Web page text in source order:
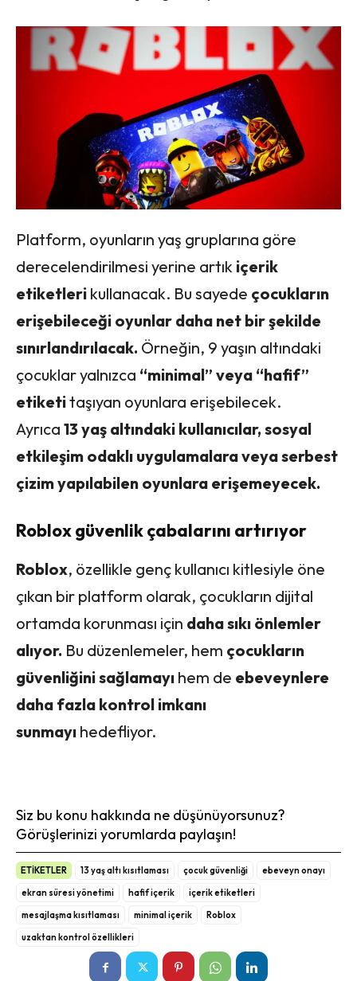
Platform, oyunların yaş gruplarına göre
derecelendirilmesi yerine artık içerik
etiketleri kullanacak. Bu sayede çocukların
erişebileceği oyunlar daha net bir şekilde
sınırlandırılacak. Örneğin, 9 yaşın altındaki
çocuklar yalnızca “minimal” veya “hafif”
etiketitaşıyan oyunlara erişebilecek.
Ayrıca 13 yaş altındaki kullanıcılar, sosyal
etkileşim odaklı uygulamalara veya serbest
çizim yapılabilen oyunlara erişemeyecek.
Roblox güvenlik çabalarını artırıyor
Roblox, özellikle genç kullanıcı kitlesiyle öne
çıkan bir platform olarak, çocukların dijital
ortamda korunması için daha sıkı önlemler
alıyor. Bu düzenlemeler, hem çocukların
güvenliğini sağlamayı hem de ebeveynlere
daha fazla kontrol imkanı
sunmayı hedefliyor.
Siz bu konu hakkında ne düşünüyorsunuz?
Görüşlerinizi yorumlarda paylaşın!
ETİKETLER 13 yaş altı kısıtlaması çocuk güvenliği
ebeveyn onayı
ekran süresi yönetimi
hafif içerik
içerik etiketleri
mesajlaşma kısıtlaması
minimal içerik
Roblox
uzaktan kontrol özellikleri